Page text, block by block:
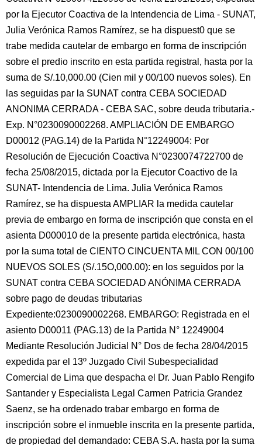
por la Ejecutor Coactiva de la Intendencia de Lima - SUNAT,
Julia Verónica Ramos Ramírez, se ha dispuest0 que se
trabe medida cautelar de embargo en forma de inscripción
sobre el predio inscrito en esta partida registral, hasta por la
suma de S/.10,000.00 (Cien mil y 00/100 nuevos soles). En
las seguidas par la SUNAT contra CEBA SOCIEDAD
ANONIMA CERRADA - CEBA SAC, sobre deuda tributaria.-
Exp. N°0230090002268. AMPLIACIÓN DE EMBARGO
D00012 (PAG.14) de la Partida N°12249004: Por
Resolución de Ejecución Coactiva N°0230074722700 de
fecha 25/08/2015, dictada por la Ejecutor Coactivo de la
SUNAT- Intendencia de Lima. Julia Verónica Ramos
Ramírez, se ha dispuesta AMPLIAR la medida cautelar
previa de embargo en forma de inscripción que consta en el
asienta D000010 de la presente partida electrónica, hasta
por la suma total de CIENTO CINCUENTA MIL CON 00/100
NUEVOS SOLES (S/.15O,000.00): en los seguidos por la
SUNAT contra CEBA SOCIEDAD ANÓNIMA CERRADA
sobre pago de deudas tributarias
Expediente:0230090002268. EMBARGO: Registrada en el
asiento D00011 (PAG.13) de la Partida N° 12249004
Mediante Resolución Judicial N° Dos de fecha 28/04/2015
expedida par el 13º Juzgado Civil Subespecialidad
Comercial de Lima que despacha el Dr. Juan Pablo Rengifo
Santander y Especialista Legal Carmen Patricia Grandez
Saenz, se ha ordenado trabar embargo en forma de
inscripción sobre el inmueble inscrita en la presente partida,
de propiedad del demandado: CEBA S.A. hasta por la suma